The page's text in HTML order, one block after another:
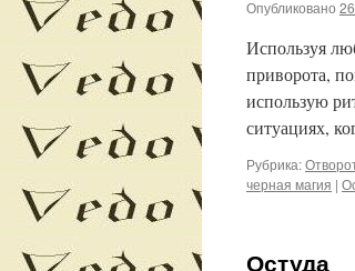
Опубликовано
Используя
приворота,
использую
ситуациях,
Рубрика:
черная магия |
Остуда